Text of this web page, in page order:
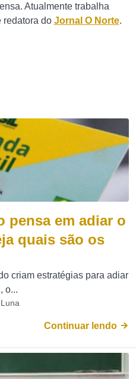
Atualmente trabalha
redatora do Jornal O Norte.
pensa em adiar o
quais são os
criam estratégias para adiar
o...
Continuar lendo